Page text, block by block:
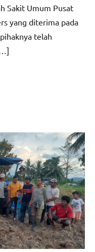
Sakit Umum Pusat
yang diterima pada
telah